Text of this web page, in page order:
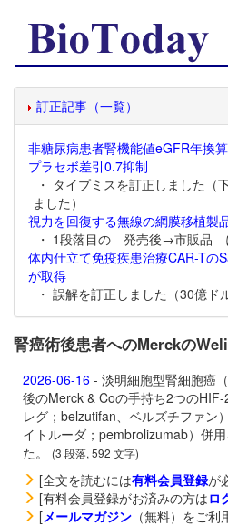
訂正記事（一覧）
非糖尿病患者腎機能値eGFR年換
プラセボ差引0.7抑制
・ タイプミスを訂正しました
ました）
視力を回復する無線の網膜移植製
・ 1段落目の 発売後→市販品
体内仕立て免疫疾患治療CAR-Tの
が取得
・ 誤解を訂正しました（30億ド
腎癌術後患者へのMerckの
2026-06-16 - 淡明細胞型腎細胞癌
後のMerck & Coの手持ち2つの
レグ；belzutifan、ベルズチファン
イトルーダ；pembrolizumab）併
た。
(3 段落, 592 文字)
[全文を読むには有料会員登録が
[有料会員登録がお済みの方はロ
[メールマガジン （無料）をご